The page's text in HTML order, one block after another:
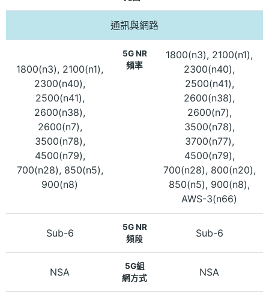
通訊與網路
1800(n3), 2100(n1),
2300(n40),
2500(n41),
2600(n38),
2600(n7),
3500(n78),
4500(n79),
700(n28), 850(n5),
900(n8)
5G NR
頻率
1800(n3), 2100(n1),
2300(n40),
2500(n41),
2600(n38),
2600(n7),
3500(n78),
3700(n77),
4500(n79),
700(n28), 800(n20),
850(n5), 900(n8),
AWS-3(n66)
Sub-6
5G NR
頻段
Sub-6
NSA
5G組
網方式
NSA